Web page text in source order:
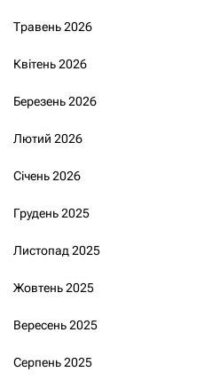
Травень 2026
Квітень 2026
Березень 2026
Лютий 2026
Січень 2026
Грудень 2025
Листопад 2025
Жовтень 2025
Вересень 2025
Серпень 2025